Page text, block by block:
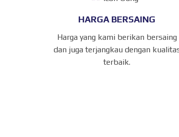
HARGA BERSAING
Harga yang kami berikan bersaing
dan juga terjangkau dengan
terbaik.